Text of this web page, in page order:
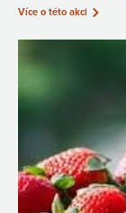
Více o této akci